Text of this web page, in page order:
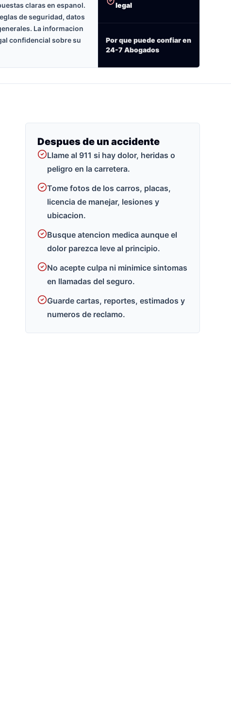
claras en espanol.
de seguridad, datos
La informacion
confidencial sobre su
legal
Por que puede confiar en
24-7 Abogados
Despues de un accidente
Llame al 911 si hay dolor, heridas o
peligro en la carretera.
Tome fotos de los carros, placas,
licencia de manejar, lesiones y
ubicacion.
Busque atencion medica aunque el
dolor parezca leve al principio.
No acepte culpa ni minimice sintomas
en llamadas del seguro.
Guarde cartas, reportes, estimados y
numeros de reclamo.